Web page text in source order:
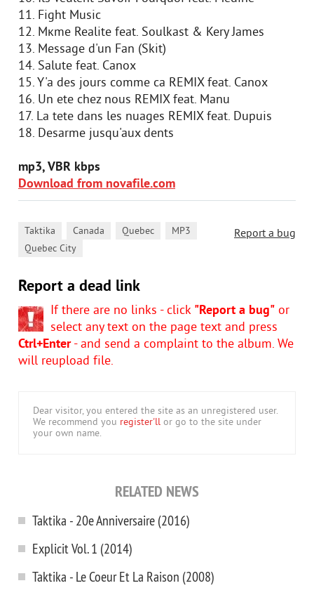
11. Fight Music
12. Mкme Realite feat. Soulkast & Kery James
13. Message d'un Fan (Skit)
14. Salute feat. Canox
15. Y'a des jours comme ca REMIX feat. Canox
16. Un ete chez nous REMIX feat. Manu
17. La tete dans les nuages REMIX feat. Dupuis
18. Desarme jusqu'aux dents
mp3, VBR kbps
Download from novafile.com
Report a bug
Taktika Canada Quebec MP3
Quebec City
Report a dead link
If there are no links - click "Report a bug" or
select any text on the page text and press
Ctrl+Enter- and send a complaint to the album. We
will reupload file.
Dear visitor, you entered the site as an unregistered user.
We recommend you register'll or go to the site under
your own name.
RELATED NEWS
Taktika - 20e Anniversaire (2016)
Explicit Vol. 1 (2014)
Taktika - Le Coeur Et La Raison (2008)